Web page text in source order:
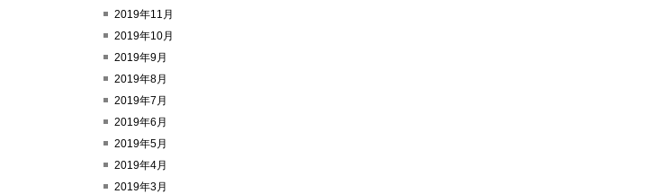
2019年11月
2019年10月
2019年9月
2019年8月
2019年7月
2019年6月
2019年5月
2019年4月
2019年3月